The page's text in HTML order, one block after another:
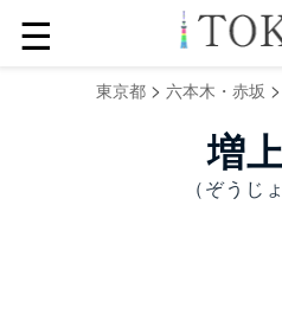
☰
東京都> 六本木・赤坂 >
増
（ぞうじ